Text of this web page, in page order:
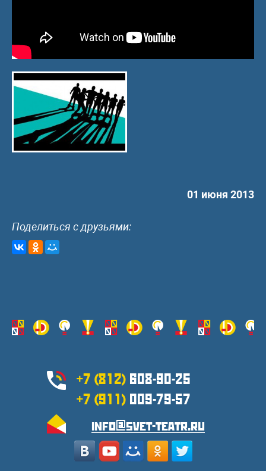
01 июня 2013
Поделиться с друзьями:
+7 (812) 608-90-25
+7 (911) 009-79-57
info@svet-teatr.ru